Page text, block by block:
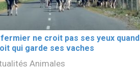
ne croit pas ses yeux quand
qui garde ses vaches
Animales